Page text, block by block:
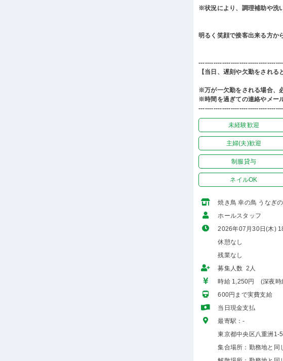
※状況により、調理補助や洗
明るく笑顔で接客出来る方か
【当日、遅刻や欠勤をされ
※万が一欠勤をされる場合、
※時間を過ぎての連絡やメー
未経験歓迎
主婦(夫)歓迎
制服貸与
ネイルOK
焼き鳥 幸の鳥 うなぎ
ホールスタッフ
2026年07月30日(木)
休憩なし
残業なし
募集人数 2人
時給 1,250円 (深夜時
600円まで実費支給
当日現金支払
最寄駅：-
東京都中央区八重洲1-
集合場所：勤務地と同